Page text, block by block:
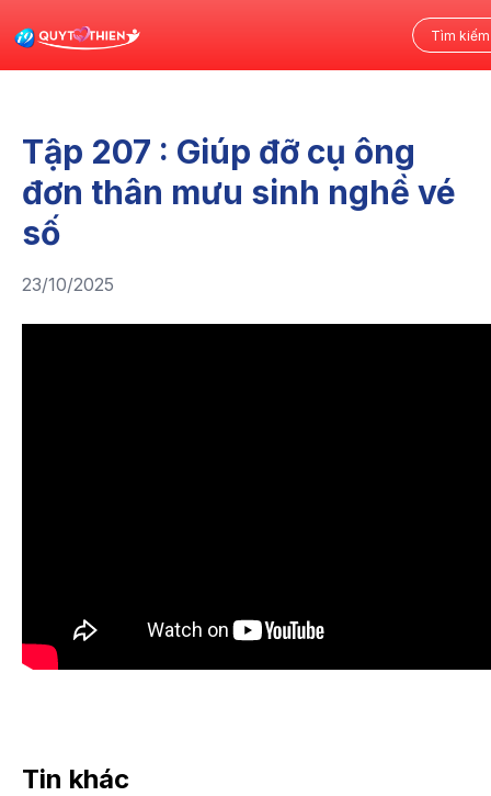
Tập 207 : Giúp đỡ cụ ông
đơn thân mưu sinh nghề vé
số
23/10/2025
Tin khác